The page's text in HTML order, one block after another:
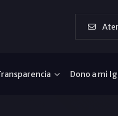
Dono a mi